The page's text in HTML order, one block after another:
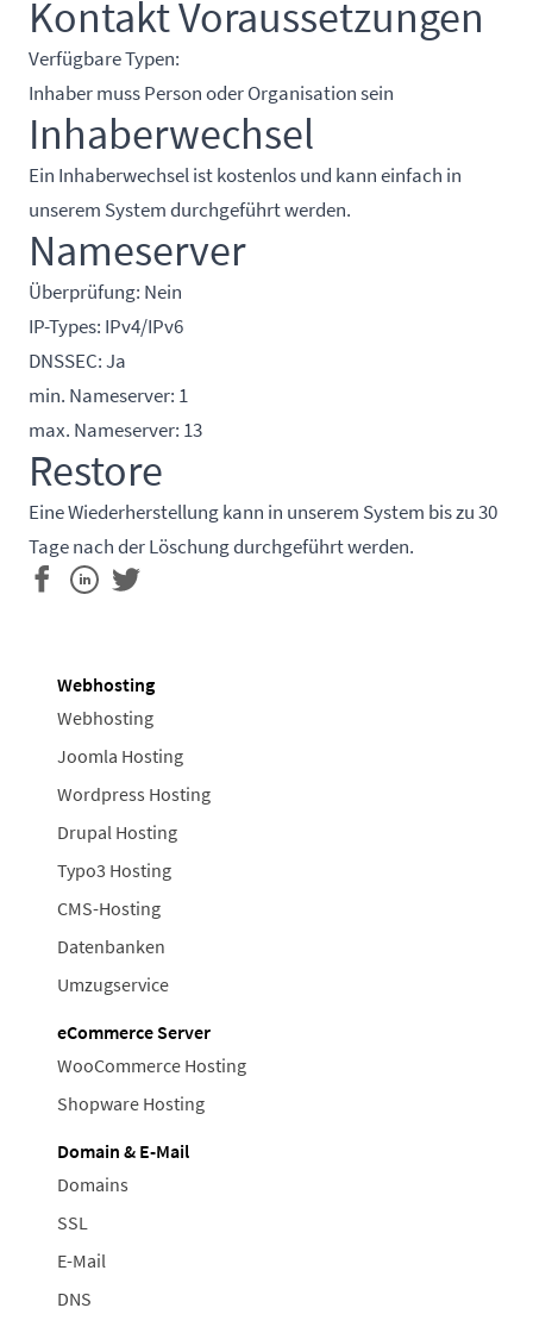
Kontakt Voraussetzungen
Verfügbare Typen:
Inhaber muss Person oder Organisation sein
Inhaberwechsel
Ein Inhaberwechsel ist kostenlos und kann einfach in
unserem System durchgeführt werden.
Nameserver
Überprüfung: Nein
IP-Types: IPv4/IPv6
DNSSEC: Ja
min. Nameserver: 1
max. Nameserver: 13
Restore
Eine Wiederherstellung kann in unserem System bis zu 30
Tage nach der Löschung durchgeführt werden.
Webhosting
Webhosting
Joomla Hosting
Wordpress Hosting
Drupal Hosting
Typo3 Hosting
CMS-Hosting
Datenbanken
Umzugservice
eCommerce Server
WooCommerce Hosting
Shopware Hosting
Domain & E-Mail
Domains
SSL
E-Mail
DNS